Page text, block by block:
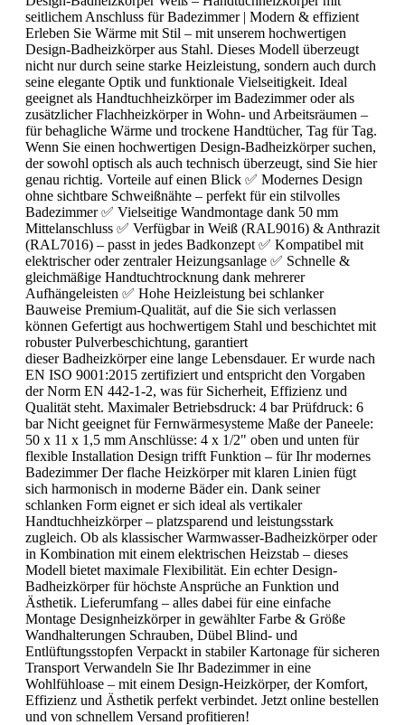
seitlichem Anschluss für Badezimmer | Modern & effizient
Erleben Sie Wärme mit Stil – mit unserem hochwertigen
Design-Badheizkörper aus Stahl. Dieses Modell überzeugt
nicht nur durch seine starke Heizleistung, sondern auch durch
seine elegante Optik und funktionale Vielseitigkeit. Ideal
geeignet als Handtuchheizkörper im Badezimmer oder als
zusätzlicher Flachheizkörper in Wohn- und Arbeitsräumen –
für behagliche Wärme und trockene Handtücher, Tag für Tag.
Wenn Sie einen hochwertigen Design-Badheizkörper suchen,
der sowohl optisch als auch technisch überzeugt, sind Sie hier
genau richtig. Vorteile auf einen Blick ✅ Modernes Design
ohne sichtbare Schweißnähte – perfekt für ein stilvolles
Badezimmer ✅ Vielseitige Wandmontage dank 50 mm
Mittelanschluss ✅ Verfügbar in Weiß (RAL9016) & Anthrazit
(RAL7016) – passt in jedes Badkonzept ✅ Kompatibel mit
elektrischer oder zentraler Heizungsanlage ✅ Schnelle &
gleichmäßige Handtuchtrocknung dank mehrerer
Aufhängeleisten ✅ Hohe Heizleistung bei schlanker
Bauweise Premium-Qualität, auf die Sie sich verlassen
können Gefertigt aus hochwertigem Stahl und beschichtet mit
robuster Pulverbeschichtung, garantiert
dieser Badheizkörper eine lange Lebensdauer. Er wurde nach
EN ISO 9001:2015 zertifiziert und entspricht den Vorgaben
der Norm EN 442-1-2, was für Sicherheit, Effizienz und
Qualität steht. Maximaler Betriebsdruck: 4 bar Prüfdruck: 6
bar Nicht geeignet für Fernwärmesysteme Maße der Paneele:
50 x 11 x 1,5 mm Anschlüsse: 4 x 1/2" oben und unten für
flexible Installation Design trifft Funktion – für Ihr modernes
Badezimmer Der flache Heizkörper mit klaren Linien fügt
sich harmonisch in moderne Bäder ein. Dank seiner
schlanken Form eignet er sich ideal als vertikaler
Handtuchheizkörper – platzsparend und leistungsstark
zugleich. Ob als klassischer Warmwasser-Badheizkörper oder
in Kombination mit einem elektrischen Heizstab – dieses
Modell bietet maximale Flexibilität. Ein echter Design-
Badheizkörper für höchste Ansprüche an Funktion und
Ästhetik. Lieferumfang – alles dabei für eine einfache
Montage Designheizkörper in gewählter Farbe & Größe
Wandhalterungen Schrauben, Dübel Blind- und
Entlüftungsstopfen Verpackt in stabiler Kartonage für sicheren
Transport Verwandeln Sie Ihr Badezimmer in eine
Wohlfühloase – mit einem Design-Heizkörper, der Komfort,
Effizienz und Ästhetik perfekt verbindet. Jetzt online bestellen
und von schnellem Versand profitieren!